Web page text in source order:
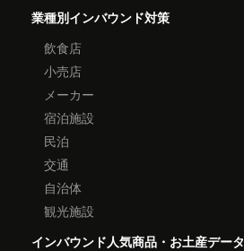
業種別インバウンド対策
飲食店
小売店
メーカー
宿泊施設
民泊
交通
自治体
観光施設
インバウンド人気商品・お土産データ